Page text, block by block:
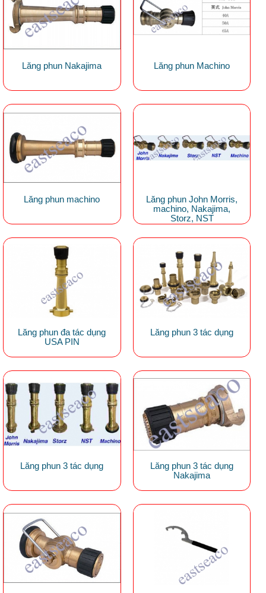
Lăng phun Nakajima Lăng phun Machino
Lăng phun machino
Lăng phun John Morris,
machino, Nakajima,
Storz, NST
Lăng phun đa tác dụng
USA PIN
Lăng phun 3 tác dụng
Lăng phun 3 tác dụng
Lăng phun 3 tác dụng
Nakajima